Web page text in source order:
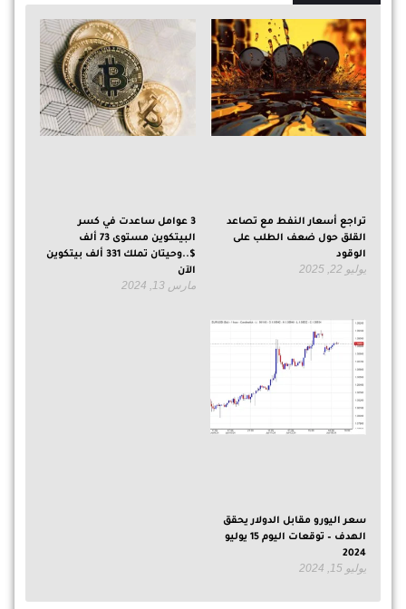
تراجع أسعار النفط مع تصاعد
القلق حول ضعف الطلب على
الوقود
يوليو 22, 2025
3 عوامل ساعدت في كسر
البيتكوين مستوى 73 ألف
$..وحيتان تملك 331 ألف بيتكوين
الآن
مارس 13, 2024
سعر اليورو مقابل الدولار يحقق
الهدف – توقعات اليوم 15 يوليو
2024
يوليو 15, 2024